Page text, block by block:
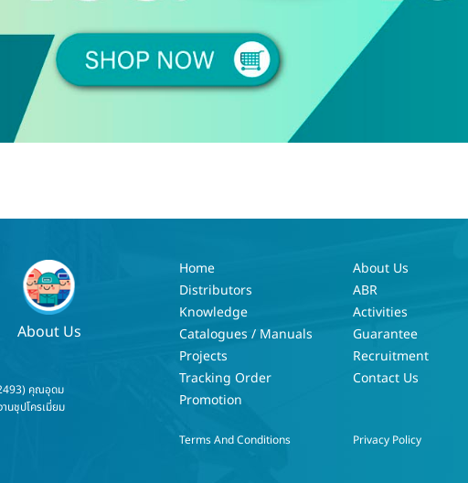
About Us
คุณอุดม
นชุปโครเมี่ยม
Home
Distributors
Knowledge
Catalogues / Manuals
Projects
Tracking Order
Promotion
About Us
ABR
Activities
Guarantee
Recruitment
Contact Us
Terms And Conditions Privacy Policy